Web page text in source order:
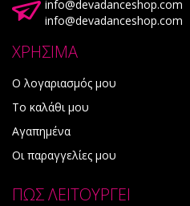
info@devadanceshop.com
info@devadanceshop.com
ΧΡΗΣΙΜΑ
Ο λογαριασμός μου
Το καλάθι μου
Αγαπημένα
Οι παραγγελίες μου
ΠΩΣ ΛΕΙΤΟΥΡΓΕΙ